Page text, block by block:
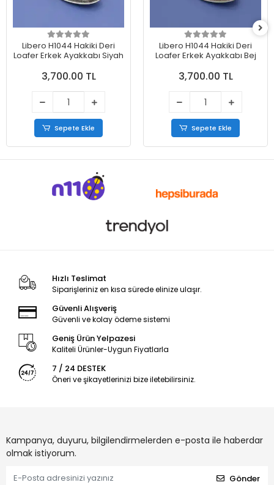
Libero H1044 Hakiki Deri
Loafer Erkek Ayakkabı Siyah
3,700.00 TL
Sepete Ekle
Libero H1044 Hakiki Deri
Loafer Erkek Ayakkabı Bej
3,700.00 TL
Sepete Ekle
Hızlı Teslimat
Siparişleriniz en kısa sürede elinize ulaşır.
Güvenli Alışveriş
Güvenli ve kolay ödeme sistemi
Geniş Ürün Yelpazesi
Kaliteli Ürünler-Uygun Fiyatlarla
7 / 24 DESTEK
Öneri ve şikayetlerinizi bize iletebilirsiniz.
Kampanya, duyuru, bilgilendirmelerden e-posta ile haberdar
olmak istiyorum.
Gönder